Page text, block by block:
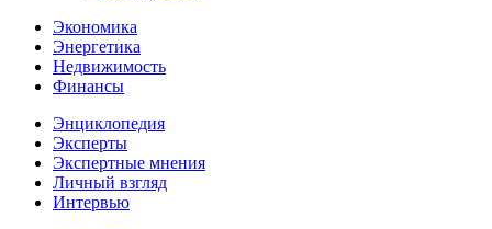
Экономика
Энергетика
Недвижимость
Финансы
Энциклопедия
Эксперты
Экспертные мнения
Личный взгляд
Интервью